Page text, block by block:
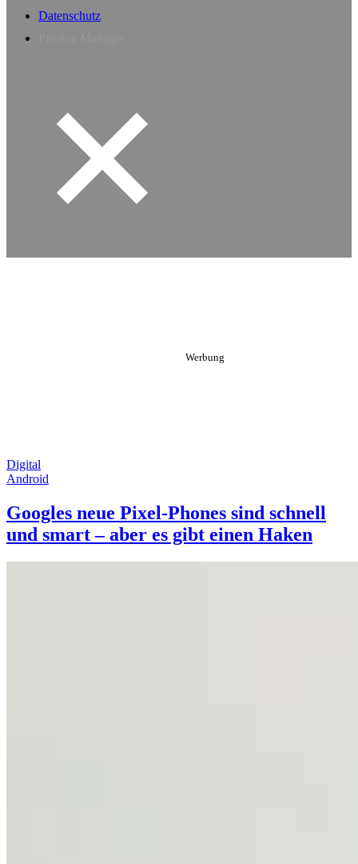
Datenschutz
Digital
Android
Googles neue Pixel-Phones sind schnell
und smart – aber es gibt einen Haken